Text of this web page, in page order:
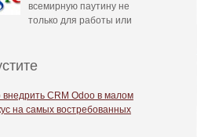
всемирную паутину не
только для работы или
внедрить CRM Odoo в малом
на самых востребованных